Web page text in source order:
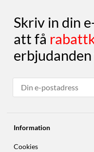
Skriv in din
att få
erbjudanden
Information
Cookies